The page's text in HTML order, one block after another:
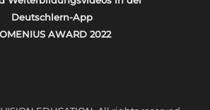
Deutschlern-App
AWARD 2022